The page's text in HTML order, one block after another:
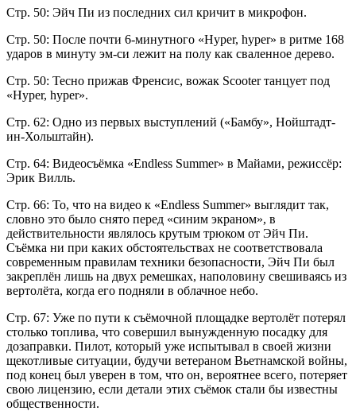
Стр. 50: Эйч Пи из последних сил кричит в микрофон.
Стр. 50: После почти 6-минутного «Hyper, hyper» в ритме 168
ударов в минуту эм-си лежит на полу как сваленное дерево.
Стр. 50: Тесно прижав Френсис, вожак Scooter танцует под
«Hyper, hyper».
Стр. 62: Одно из первых выступлений («Бамбу», Нойштадт-
ин-Хольштайн).
Стр. 64: Видеосъёмка «Endless Summer» в Майами, режиссёр:
Эрик Вилль.
Стр. 66: То, что на видео к «Endless Summer» выглядит так,
словно это было снято перед «синим экраном», в
действительности являлось крутым трюком от Эйч Пи.
Съёмка ни при каких обстоятельствах не соответствовала
современным правилам техники безопасности, Эйч Пи был
закреплён лишь на двух ремешках, наполовину свешиваясь из
вертолёта, когда его подняли в облачное небо.
Стр. 67: Уже по пути к съёмочной площадке вертолёт потерял
столько топлива, что совершил вынужденную посадку для
дозаправки. Пилот, который уже испытывал в своей жизни
щекотливые ситуации, будучи ветераном Вьетнамской войны,
под конец был уверен в том, что он, вероятнее всего, потеряет
свою лицензию, если детали этих съёмок стали бы известны
общественности.